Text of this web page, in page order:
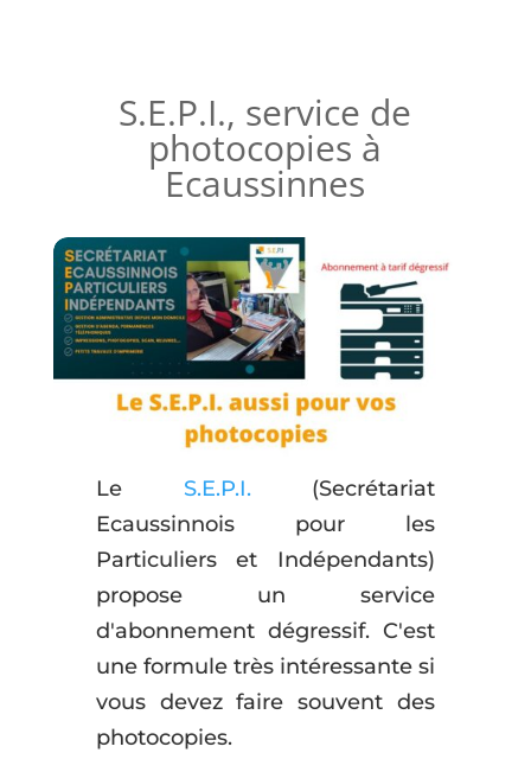
S.E.P.I., service de
photocopies à
Ecaussinnes
Le S.E.P.I.(Secrétariat
Ecaussinnois pour les
Particuliers et Indépendants)
propose un service
d'abonnement dégressif. C'est
une formule très intéressante si
vous devez faire souvent des
photocopies.